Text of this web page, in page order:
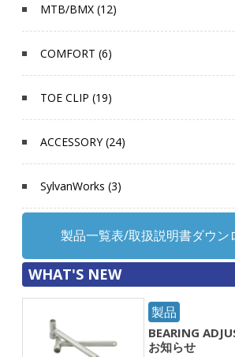
MTB/BMX (12)
COMFORT (6)
TOE CLIP (19)
ACCESSORY (24)
SylvanWorks (3)
製品一覧表/取扱説明書ダウン
WHAT'S NEW
製品
BEARING
お知らせ